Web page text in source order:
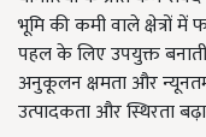
भूमि की कमी वाले क्षेत्रों
पहल के लिए उपयुक्त बनाती
अनुकूलन क्षमता और न्यूनतम
उत्पादकता और स्थिरता